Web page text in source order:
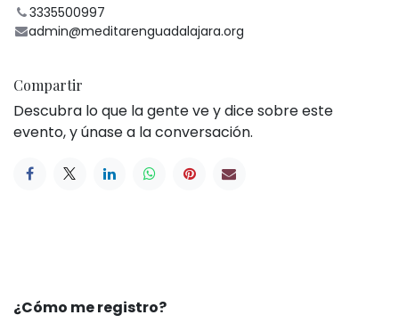
3335500997
admin@meditarenguadalajara.org
Compartir
Descubra lo que la gente ve y dice sobre este
evento, y únase a la conversación.
¿Cómo me registro?